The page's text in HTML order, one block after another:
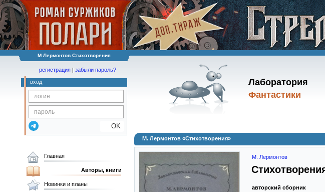
М Лермонтов Стихотворения
Лаборатория
Фантастики
регистрация | забыли пароль?
вход
OK
М. Лермонтов «Стихотворения»
М. Лермонтов
авторский сборник
Главная
Авторы, книги
Новинки и планы